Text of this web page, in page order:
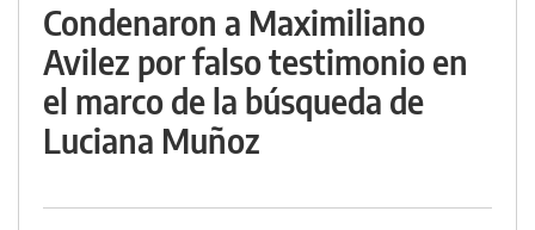
Condenaron a Maximiliano
Avilez por falso testimonio en
el marco de la búsqueda de
Luciana Muñoz